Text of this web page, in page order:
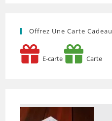
Offrez Une Carte Cadeau
E-carte Carte